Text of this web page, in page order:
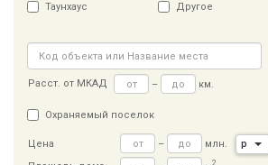
Таунхаус
Другое
Расст. от МКАД – км.
Охраняемый поселок
Цена – млн.
р